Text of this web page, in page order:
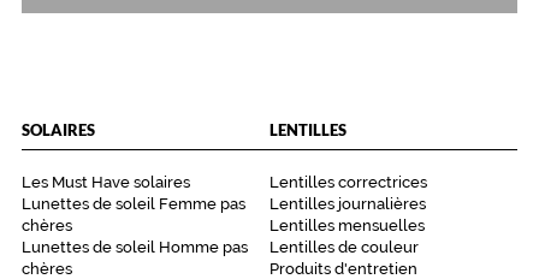
SOLAIRES
Les Must Have solaires
Lunettes de soleil Femme pas
chères
Lunettes de soleil Homme pas
chères
LENTILLES
Lentilles correctrices
Lentilles journalières
Lentilles mensuelles
Lentilles de couleur
Produits d'entretien